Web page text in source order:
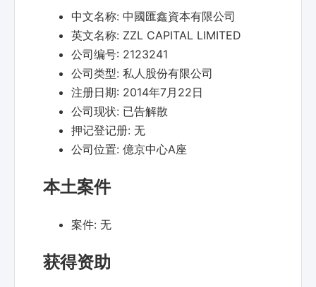
中文名称: 中國匯鑫資本有限公司
英文名称: ZZL CAPITAL LIMITED
公司编号: 2123241
公司类型: 私人股份有限公司
注册日期: 2014年7月22日
公司现状: 已告解散
押记登记册: 无
公司位置: 億京中心A座
本土案件
案件: 无
获得资助